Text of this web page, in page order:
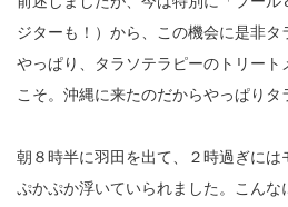
ジターも！）から、この機会に是非タ
やっぱり、タラソテラピーのトリート
こそ。沖縄に来たのだからやっぱりタ
朝８時半に羽田を出て、２時過ぎに
ぷかぷか浮いていられました。こんな